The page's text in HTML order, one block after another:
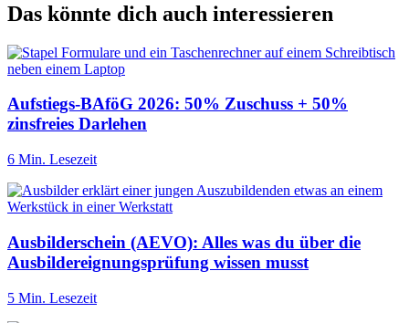
Das könnte dich auch interessieren
Aufstiegs-BAföG 2026: 50% Zuschuss + 50%
zinsfreies Darlehen
6 Min. Lesezeit
Ausbilderschein (AEVO): Alles was du über die
Ausbildereignungsprüfung wissen musst
5 Min. Lesezeit